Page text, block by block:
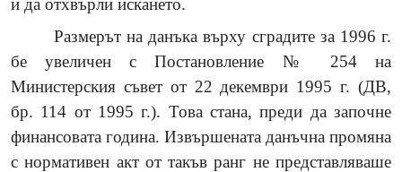
и да отхвърли искането.
Размерът на данъка върху сградите за 1996 г.
бе увеличен с Постановление № 254 на
Министерския съвет от 22 декември 1995 г. (ДВ,
бр. 114 от 1995 г.). Това стана, преди да започне
финансовата година. Извършената данъчна промяна
с нормативен акт от такъв ранг не представляваше